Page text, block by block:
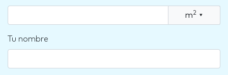
m2 ▾
Tu nombre